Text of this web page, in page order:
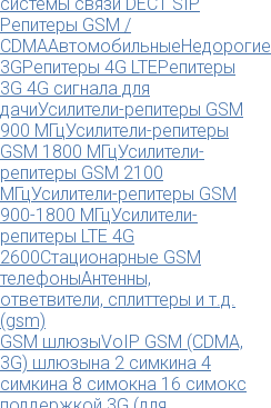
Репитеры GSM /
CDMAАвтомобильныеНедорогие
3GРепитеры 4G LTEРепитеры
3G 4G сигнала для
дачиУсилители-репитеры GSM
900 МГцУсилители-репитеры
GSM 1800 МГцУсилители-
репитеры GSM 2100
МГцУсилители-репитеры GSM
900-1800 МГцУсилители-
репитеры LTE 4G
2600Стационарные GSM
телефоныАнтенны,
ответвители, сплиттеры и т.д.
(gsm)
GSM шлюзыVoIP GSM (CDMA,
3G) шлюзына 2 симкина 4
симкина 8 симокна 16 симокс